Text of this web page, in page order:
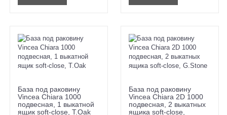
База под раковину
Vincea Chiara 1000
подвесная, 1 выкатной
ящик soft-close, T.Oak
База под раковину
Vincea Chiara 2D 1000
подвесная, 2 выкатных
ящика soft-close,